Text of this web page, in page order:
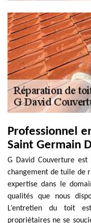
Professionnel
Saint Germain
G David Couverture
changement de tuile de
expertise dans le
qualités que nous
L’entretien du toit
propriétaires ne se